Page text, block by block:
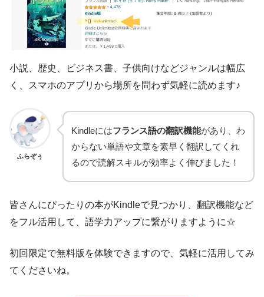
小説、歴史、ビジネス書、子供向けなどジャンルは幅広
く、スマホのアプリから場所を問わず気軽に読めます♪
ふらぞぅ
Kindleにはフランス語の翻訳機能があり、わ
からない単語や文章を素早く翻訳してくれ
るので読解スキルが効率よく伸びました！
皆さんにぴったりの本がKindleで見つかり、翻訳機能など
をフル活用して、語学力アップに繋がりますように☆
初回限定で無料版を体験できますので、気軽に活用してみ
てくださいね。